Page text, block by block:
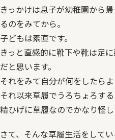
きっかけは息子が幼稚園から
るのをみてから。
子どもは素直です。
きっと直感的に靴下や靴は足
だと思います。
それをみて自分が何をしたらよ
それ以来草履でうろちょろす
精ひげに草履なのでかなり怪
さて、そんな草履生活をして